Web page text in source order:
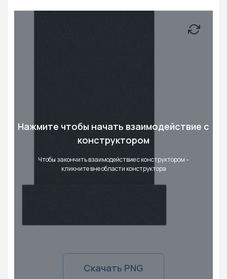
Скачать PNG
Нажмите чтобы начать взаимодействие с
конструктором
Чтобы закончить взаимодействие с конструктором –
кликните вне области конструктора